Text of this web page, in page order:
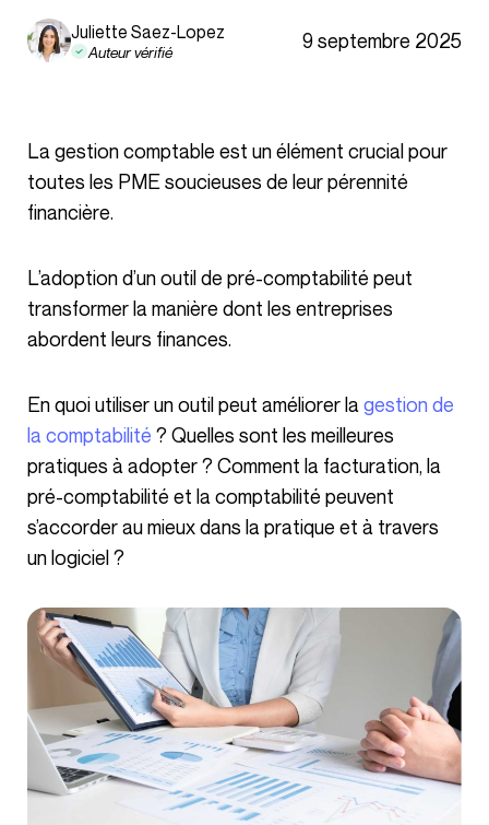
Juliette Saez-Lopez
Auteur vérifié 9 septembre 2025
La gestion comptable est un élément crucial pour
toutes les PME soucieuses de leur pérennité
financière.
L’adoption d’un outil de pré-comptabilité peut
transformer la manière dont les entreprises
abordent leurs finances.
En quoi utiliser un outil peut améliorer la gestion de
la comptabilité ? Quelles sont les meilleures
pratiques à adopter ? Comment la facturation, la
pré-comptabilité et la comptabilité peuvent
s’accorder au mieux dans la pratique et à travers
un logiciel ?